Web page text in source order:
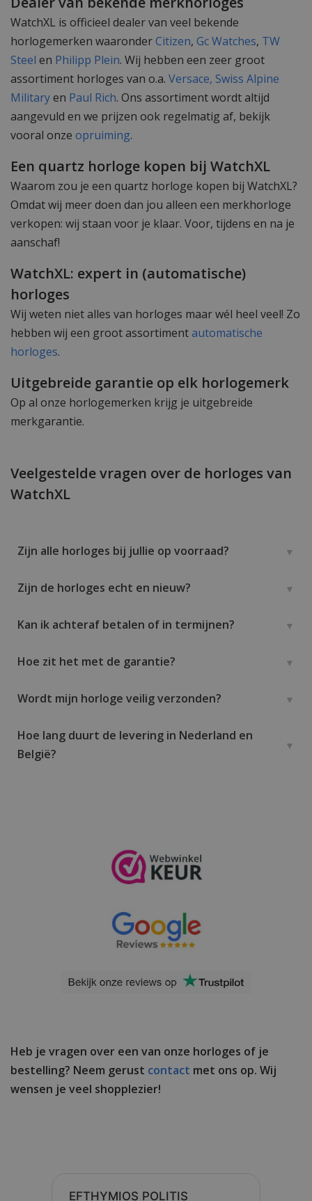
WatchXL is officieel dealer van veel bekende
horlogemerken waaronderCitizen, Gc Watches, TW
Steel en Philipp Plein. Wij hebben een zeer groot
assortiment horloges van o.a. Versace, Swiss Alpine
Militaryen Paul Rich. Ons assortiment wordt altijd
aangevuld en we prijzen ook regelmatig af, bekijk
vooral onze opruiming.
Een quartz horloge kopen bij WatchXL
Waarom zou je een quartz horloge kopen bij WatchXL?
Omdat wij meer doen dan jou alleen een merkhorloge
verkopen: wij staan voor je klaar. Voor, tijdens en na je
aanschaf!
WatchXL: expert in (automatische)
horloges
Wij weten niet alles van horloges maar wél heel veel! Zo
hebben wij een groot assortimentautomatische
horloges.
Uitgebreide garantie op elk horlogemerk
Op al onze horlogemerken krijg je uitgebreide
merkgarantie.
Veelgestelde vragen over de horloges van
WatchXL
Zijn alle horloges bij jullie op voorraad?
Zijn de horloges echt en nieuw?
Kan ik achteraf betalen of in termijnen?
Hoe zit het met de garantie?
Wordt mijn horloge veilig verzonden?
Hoe lang duurt de levering in Nederland en
België?
Heb je vragen over een van onze horloges of je
bestelling? Neem gerust contact met ons op. Wij
wensen je veel shopplezier!